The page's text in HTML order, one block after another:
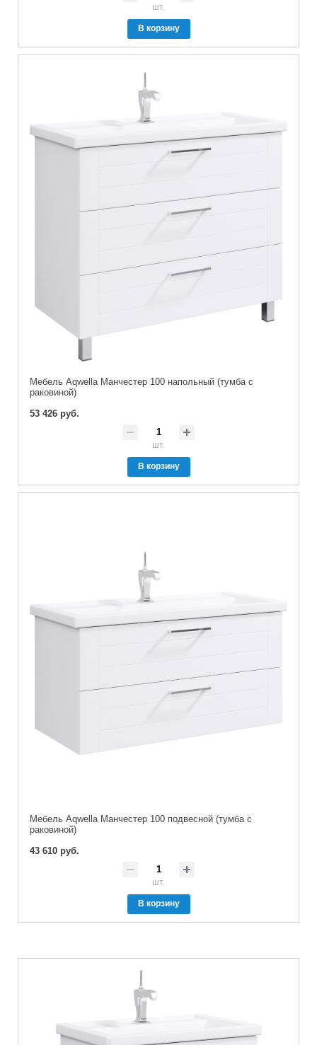
шт.
В корзину
Мебель Aqwella Манчестер 100 напольный (тумба с
раковиной)
53 426 руб.
шт.
В корзину
Мебель Aqwella Манчестер 100 подвесной (тумба с
раковиной)
43 610 руб.
шт.
В корзину